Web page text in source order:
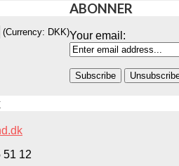
(Currency: DKK)
ABONNER
Your email:
51 12